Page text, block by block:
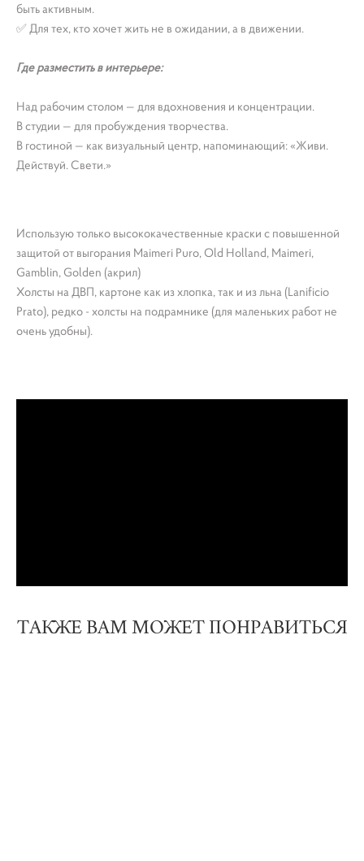
быть активным.
✅ Для тех, кто хочет жить не в ожидании, а в движении.
Где разместить в интерьере:
Над рабочим столом — для вдохновения и концентрации.
В студии — для пробуждения творчества.
В гостиной — как визуальный центр, напоминающий: «Живи.
Действуй. Свети.»
Использую только высококачественные краски с повышенной
защитой от выгорания Maimeri Puro, Old Holland, Maimeri,
Gamblin, Golden (акрил)
Холсты на ДВП, картоне как из хлопка, так и из льна (Lanificio
Prato), редко - холсты на подрамнике (для маленьких работ не
очень удобны).
ТАКЖЕ ВАМ МОЖЕТ ПОНРАВИТЬСЯ